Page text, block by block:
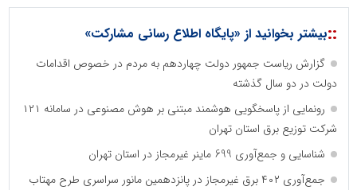
::بیشتر بخوانید از «پایگاه اطلاع رسانی مشارکت»
گزارش ریاست جمهور دولت چهاردهم به مردم در خصوص اقدامات
دولت در دو سال گذشته
رونمایی از پاسخگویی هوشمند مبتنی بر هوش مصنوعی در سامانه ۱۲۱
شرکت توزیع برق استان تهران
شناسایی و جمع‌آوری 699 ماینر غیرمجاز در استان تهران
جمع‌آوری ۴۰۲ برق غیرمجاز در پانزدهمین مانور سراسری طرح مهتاب